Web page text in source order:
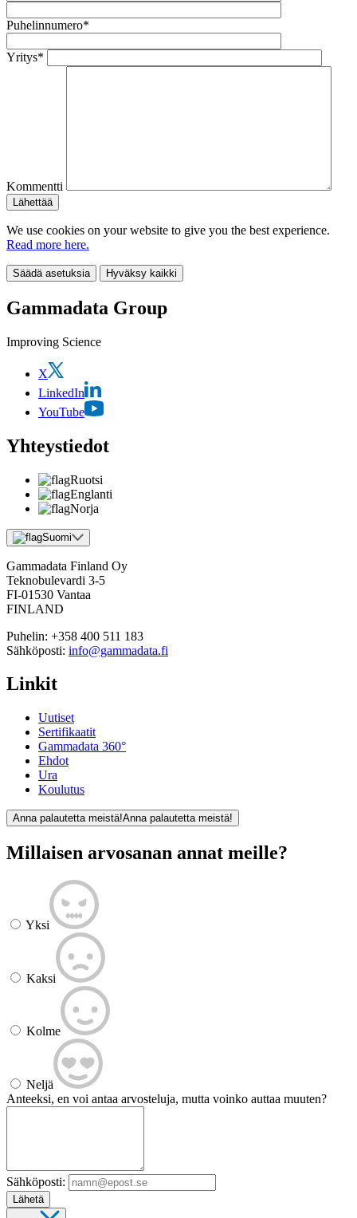
Puhelinnumero*
Yritys*
Kommentti
We use cookies on your website to give you the best experience.
Read more here.
Säädä asetuksia Hyväksy kaikki
Gammadata Group
Improving Science
X
LinkedIn
YouTube
Yhteystiedot
Ruotsi
Englanti
Norja
Suomi
Gammadata Finland Oy
Teknobulevardi 3-5
FI-01530 Vantaa
FINLAND
Puhelin: +358 400 511 183
Sähköposti: info@gammadata.fi
Linkit
Uutiset
Sertifikaatit
Gammadata 360°
Ehdot
Ura
Koulutus
Anna palautetta meistä!Anna palautetta meistä!
Millaisen arvosanan annat meille?
Yksi
Kaksi
Kolme
Neljä
Anteeksi, en voi antaa arvosteluja, mutta voinko auttaa muuten?
Sähköposti:
Lähetä